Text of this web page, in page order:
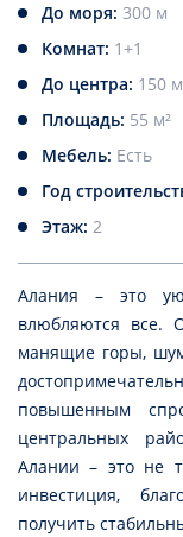
До моря: 300 м
Комнат: 1+1
До центра: 150 м
Площадь: 55 м²
Мебель: Есть
Год
Этаж: 2
Алания – это
влюбляются все.
манящие горы,
повышенным
центральных
Алании – это не
инвестиция,
получить